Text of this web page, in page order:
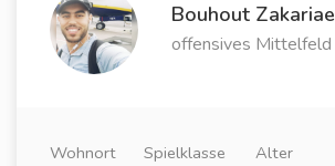
Bouhout Zakariae
offensives Mittelfeld
Wohnort
Spielklasse
Alter